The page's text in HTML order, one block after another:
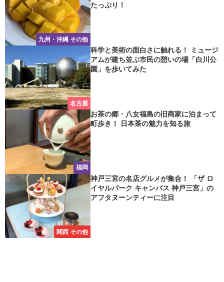
九州・沖縄 その他
たっぷり！
名古屋
科学と美術の面白さに触れる！ ミュージ
アムが建ち並ぶ市民の憩いの場「白川公
園」を歩いてみた
福岡
お茶の郷・八女福島の旧商家に泊まって
町歩き！ 日本茶の魅力を知る旅
関西 その他
神戸三宮の名店グルメが集合！ 「ザ ロ
イヤルパーク キャンバス 神戸三宮」の
アフタヌーンティーに注目